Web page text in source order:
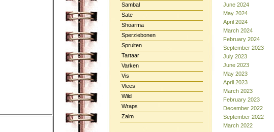
Sambal
Sate
Shoarma
Sperziebonen
Spruiten
Tartaar
Varken
Vis
Vlees
Wild
Wraps
Zalm
June 2024
May 2024
April 2024
March 2024
February 2024
September 2023
July 2023
June 2023
May 2023
April 2023
March 2023
February 2023
December 2022
September 2022
March 2022